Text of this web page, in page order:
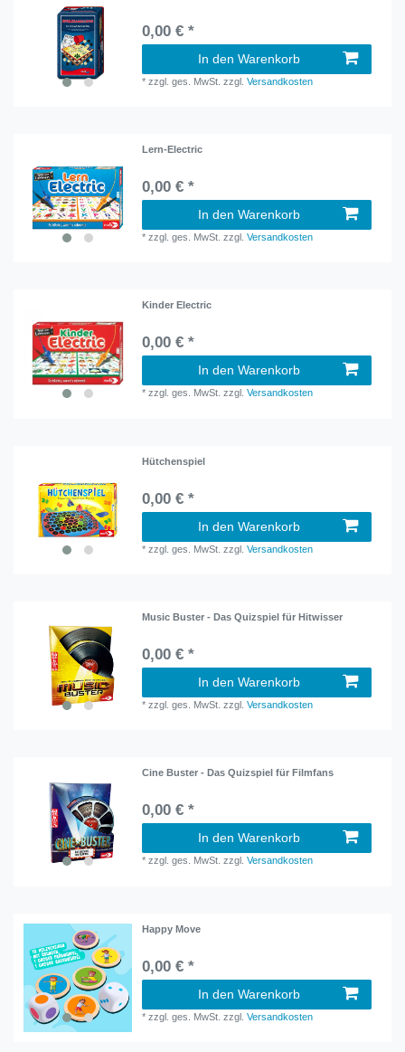
0,00 € *
In den Warenkorb
*zzgl. ges. MwSt. zzgl.Versandkosten
Lern-Electric
0,00 € *
In den Warenkorb
*zzgl. ges. MwSt. zzgl.Versandkosten
Kinder Electric
0,00 € *
In den Warenkorb
*zzgl. ges. MwSt. zzgl.Versandkosten
Hütchenspiel
0,00 € *
In den Warenkorb
*zzgl. ges. MwSt. zzgl.Versandkosten
Music Buster - Das Quizspiel für Hitwisser
0,00 € *
In den Warenkorb
*zzgl. ges. MwSt. zzgl.Versandkosten
Cine Buster - Das Quizspiel für Filmfans
0,00 € *
In den Warenkorb
*zzgl. ges. MwSt. zzgl.Versandkosten
Happy Move
0,00 € *
In den Warenkorb
*zzgl. ges. MwSt. zzgl.Versandkosten